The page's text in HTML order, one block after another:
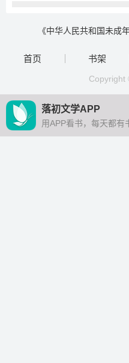
《中华人民共和国未成
首页 书架
Copyright
落初文学APP
用APP看书，每天都有